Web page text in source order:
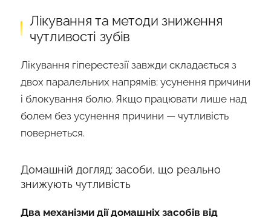
Лікування та методи зниження
чутливості зубів
Лікування гіперестезії завжди складається з
двох паралельних напрямів: усунення причини
і блокування болю. Якщо працювати лише над
болем без усунення причини — чутливість
повернеться.
Домашній догляд: засоби, що реально
знижують чутливість
Два механізми дії домашніх засобів від